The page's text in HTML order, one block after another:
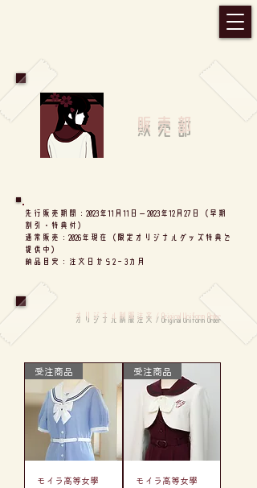
販売部
先行販売期間：2023年11月11日ー2023年12月27日（早期
割引・特典付）
通常販売：2026年現在（限定オリジナルグッズ特典で
提供中）
​納品目安：注文日から2－3カ月
オリジナル制服注文 / Original Uniform Order
受注商品
モイラ高等女學
受注商品
モイラ高等女學